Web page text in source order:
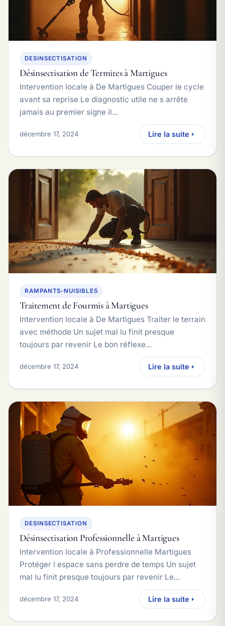
DESINSECTISATION
Désinsectisation de Termites à Martigues
Intervention locale à De Martigues Couper le cycle
avant sa reprise Le diagnostic utile ne s arrête
jamais au premier signe il...
décembre 17, 2024 Lire la suite
RAMPANTS-NUISIBLES
Traitement de Fourmis à Martigues
Intervention locale à De Martigues Traiter le terrain
avec méthode Un sujet mal lu finit presque
toujours par revenir Le bon réflexe...
décembre 17, 2024 Lire la suite
DESINSECTISATION
Désinsectisation Professionnelle à Martigues
Intervention locale à Professionnelle Martigues
Protéger l espace sans perdre de temps Un sujet
mal lu finit presque toujours par revenir Le...
décembre 17, 2024 Lire la suite